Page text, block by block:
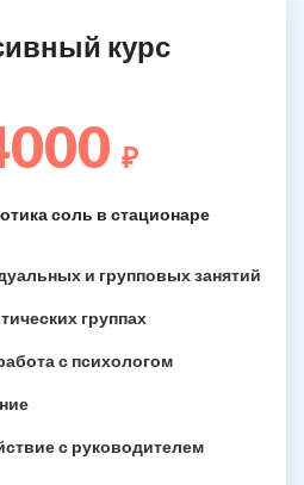
курс
₽
соль в стационаре
и групповых занятий
группах
с психологом
с руководителем